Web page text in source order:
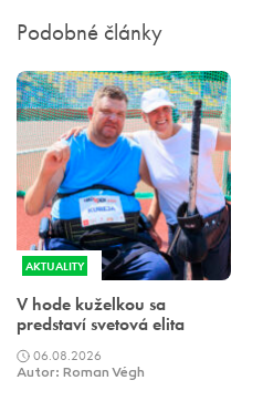
Podobné články
AKTUALITY
V hode kuželkou sa
predstaví svetová elita
06.08.2026
Autor: Roman Végh